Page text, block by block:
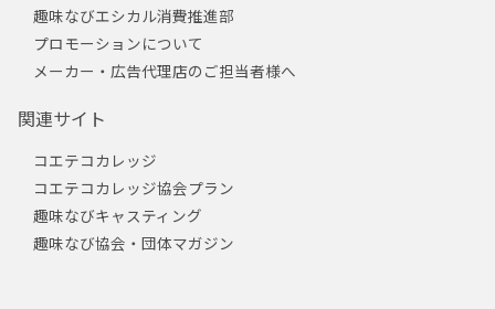
趣味なびエシカル消費推進部
プロモーションについて
メーカー・広告代理店のご担当者様へ
関連サイト
コエテコカレッジ
コエテコカレッジ協会プラン
趣味なびキャスティング
趣味なび協会・団体マガジン